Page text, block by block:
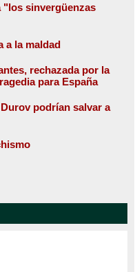
"los sinvergüenzas
a la maldad
rechazada por la
para España
podrían salvar a